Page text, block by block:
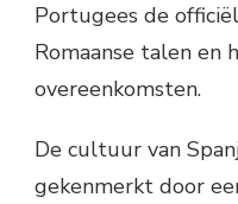
Portugees de
Romaanse talen en
overeenkomsten.
De cultuur van
gekenmerkt door